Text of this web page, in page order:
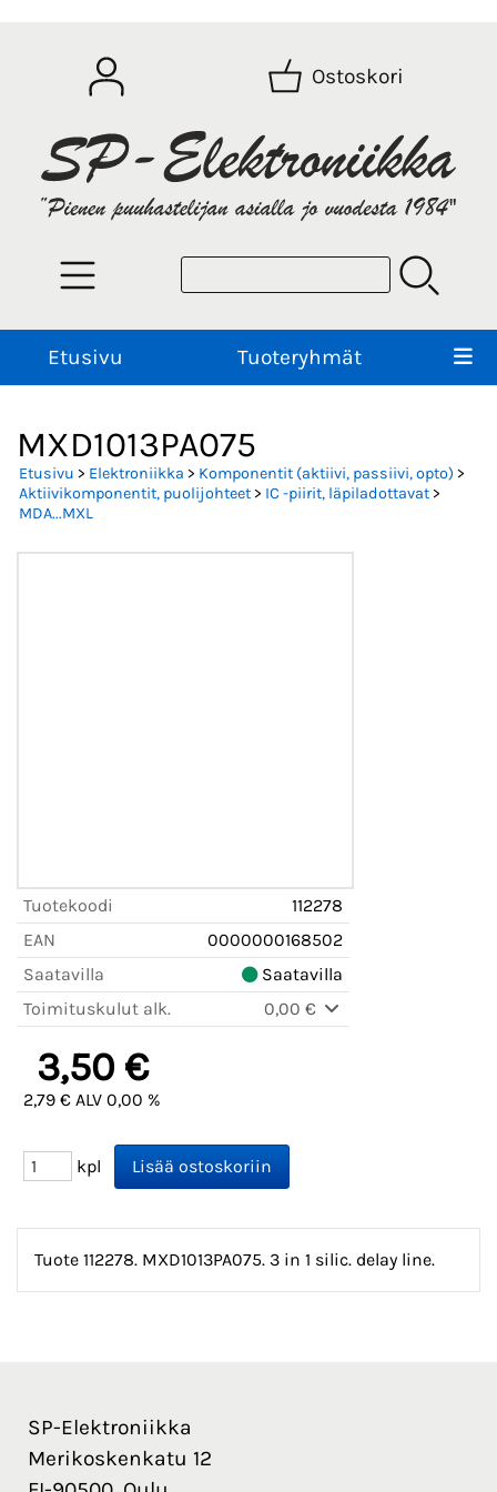
Ostoskori
Etusivu Tuoteryhmät
MXD1013PA075
Etusivu > Elektroniikka > Komponentit (aktiivi, passiivi, opto) >
Aktiivikomponentit, puolijohteet> IC -piirit, läpiladottavat>
MDA...MXL
Tuotekoodi
112278
EAN
0000000168502
Saatavilla
Saatavilla
Toimituskulut alk.
0,00 €
3,50 €
2,79 € ALV 0,00 %
kpl
Tuote 112278. MXD1013PA075. 3 in 1 silic. delay line.
SP-Elektroniikka
Merikoskenkatu 12